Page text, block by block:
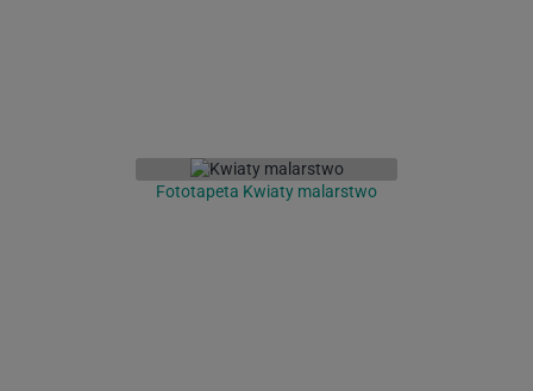
Fototapeta Kwiaty malarstwo